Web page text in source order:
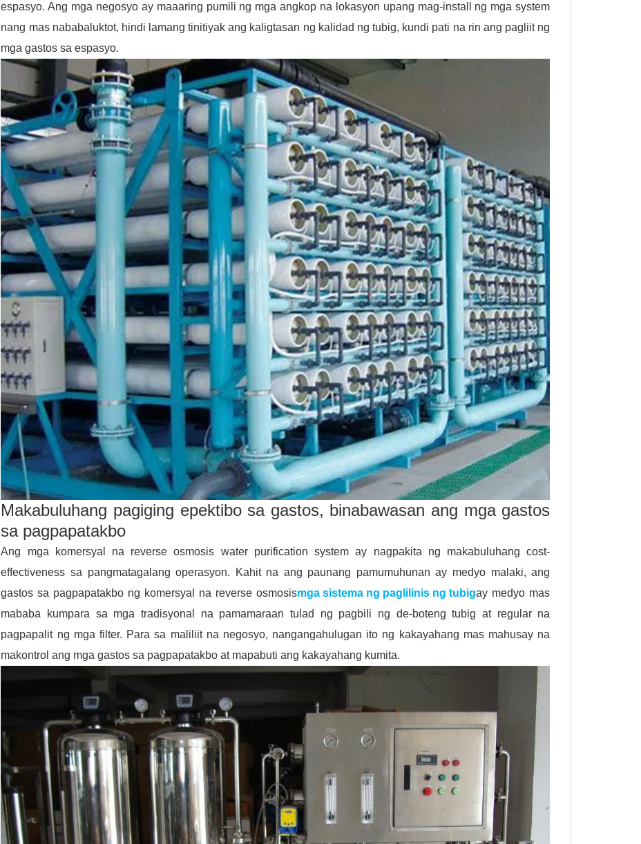
espasyo. Ang mga negosyo ay maaaring pumili ng mga angkop na lokasyon upang mag-install ng mga system
nang mas nababaluktot, hindi lamang tinitiyak ang kaligtasan ng kalidad ng tubig, kundi pati na rin ang pagliit ng
mga gastos sa espasyo.
Makabuluhang pagiging epektibo sa gastos, binabawasan ang mga gastos
sa pagpapatakbo
Ang mga komersyal na reverse osmosis water purification system ay nagpakita ng makabuluhang cost-
effectiveness sa pangmatagalang operasyon. Kahit na ang paunang pamumuhunan ay medyo malaki, ang
gastos sa pagpapatakbo ng komersyal na reverse osmosismga sistema ng paglilinis ng tubigay medyo mas
mababa kumpara sa mga tradisyonal na pamamaraan tulad ng pagbili ng de-boteng tubig at regular na
pagpapalit ng mga filter. Para sa maliliit na negosyo, nangangahulugan ito ng kakayahang mas mahusay na
makontrol ang mga gastos sa pagpapatakbo at mapabuti ang kakayahang kumita.